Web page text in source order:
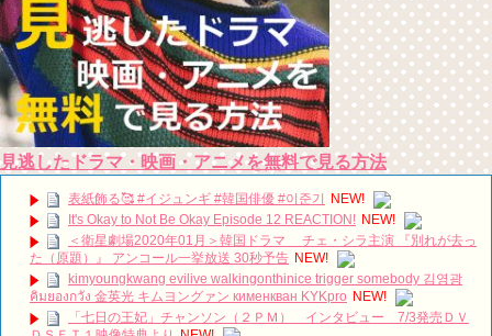
見逃したドラマ・映画・アニメを無料で見る方法
表紙飾る🥰 #イジュンギ #韓国俳優 #이준기 NEW!
It's Okay to Not Be Okay Episode 12 REACTION! NEW!
＜衛星劇場2020年01月＞韓国ドラマ チェ・シラ主演 『別れが去っ
た（原題）』 アンコール一挙放送 30秒予告 NEW!
kimyoungkwang evilive walkingonthinice trigger somebody 김영광
คิมยองกวัง 金英光 キムヨングァン кименкван KYKpro NEW!
「七日の王妃」チャンソン（２ＰＭ） インタビュー 7/3発売ＤＶ